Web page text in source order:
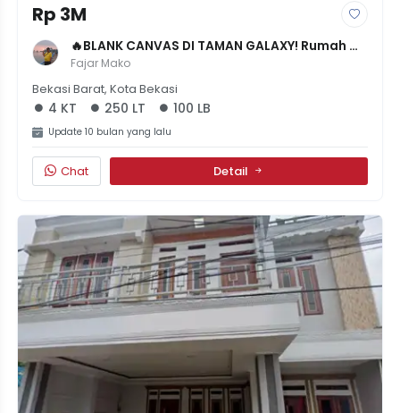
Rp 3M
🔥BLANK CANVAS DI TAMAN GALAXY! Rumah
Bahan LT 250, Siap Renovasi Sesuai
Imajinasimu - Nego!
Fajar Mako
Bekasi Barat, Kota Bekasi
4 KT 250 LT 100 LB
Update 10 bulan yang lalu
Chat Detail